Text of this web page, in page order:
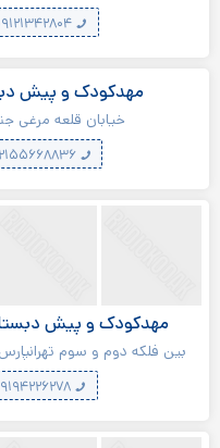
مهدکودک و پیش
خیابان قلعه مرغی
۰۲۱۵۵۶۶۸۸۳۶
مهدکودک و پیش
خیابان